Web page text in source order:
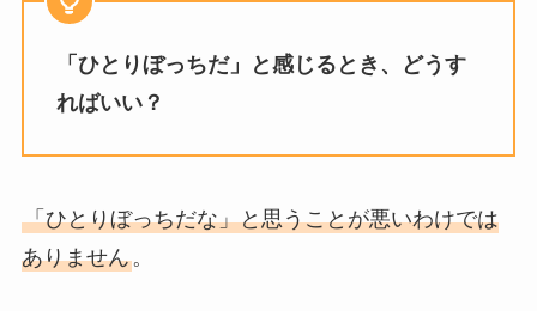
「ひとりぼっちだ」と感じるとき、どうす
ればいい？
「ひとりぼっちだな」と思うことが悪いわけでは
ありません。